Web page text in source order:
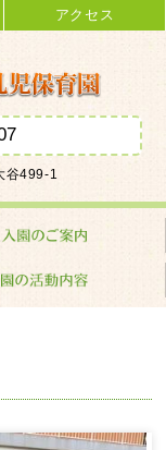
園 学校
アクセス
谷499-1